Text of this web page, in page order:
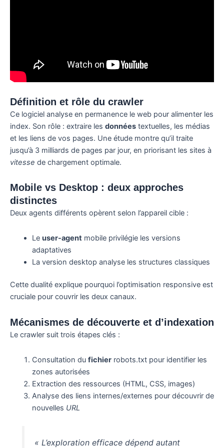
Définition et rôle du crawler
Ce logiciel analyse en permanence le web pour alimenter les
index. Son rôle : extraire les données textuelles, les médias
et les liens de vos pages. Une étude montre qu’il traite
jusqu’à 3 milliards de pages par jour, en priorisant les sites à
vitesse de chargement optimale.
Mobile vs Desktop : deux approches
distinctes
Deux agents différents opèrent selon l’appareil cible :
Le user-agentmobile privilégie les versions
adaptatives
La version desktop analyse les structures classiques
Cette dualité explique pourquoi l’optimisation responsive est
cruciale pour couvrir les deux canaux.
Mécanismes de découverte et d’indexation
Le crawler suit trois étapes clés :
Consultation du fichierrobots.txt pour identifier les
zones autorisées
Extraction des ressources (HTML, CSS, images)
Analyse des liens internes/externes pour découvrir de
nouvelles URL
« L’exploration efficace dépend autant